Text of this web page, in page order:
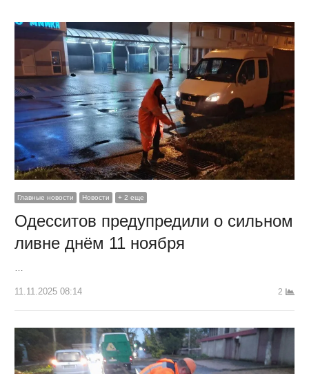
Главные новости Новости + 2 еще
Одесситов предупредили о сильном
ливне днём 11 ноября
…
11.11.2025 08:14 2